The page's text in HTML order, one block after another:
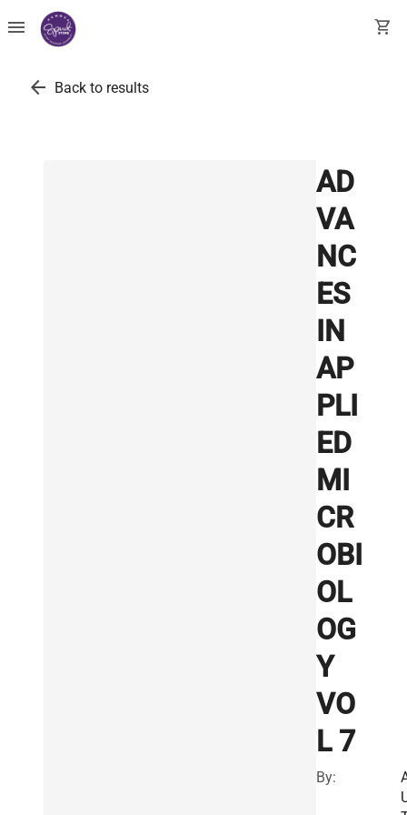
menu shopping_cart
arrow_back Back to results
AD
VA
NC
ES
IN
AP
PLI
ED
MI
CR
OBI
OL
OG
Y
VO
L 7
By: